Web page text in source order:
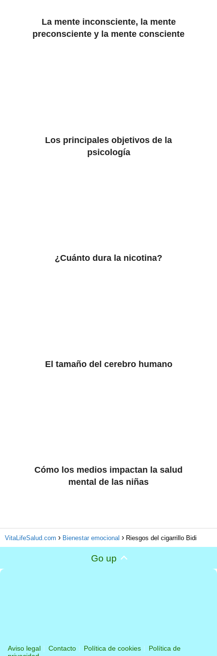
La mente inconsciente, la mente
preconsciente y la mente consciente
Los principales objetivos de la
psicología
¿Cuánto dura la nicotina?
El tamaño del cerebro humano
Cómo los medios impactan la salud
mental de las niñas
VitaLifeSalud.com Bienestar emocional Riesgos del cigarrillo Bidi
Go up
Aviso legal Contacto Política de cookies
Política de